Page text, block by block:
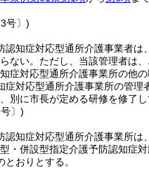
号〕)
認知症対応型通所介護事業者
ない。 ただし、当該管理者は
症対応型通所介護事業所の他
症対応型通所介護事業所の管
別に市長が定める研修を修了
〕)
認知症対応型通所介護事業所
・併設型指定介護予防認知症
おりとする。